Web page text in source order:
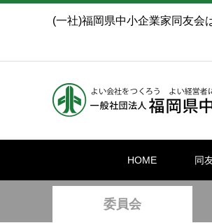
(一社)福岡県中小企業家同友会
HOME 同
委員会